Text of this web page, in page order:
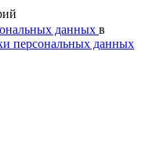
данных в
персональных данных